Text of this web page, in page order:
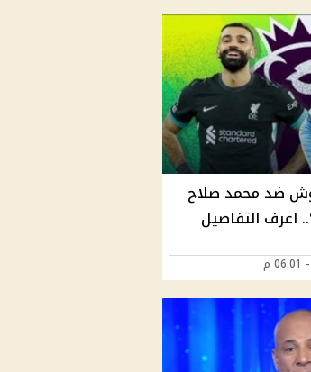
ضد محمد صلاح
اعرف التفاصيل